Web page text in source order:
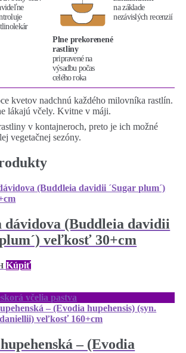
Plne prekorenené
rastliny
pripravené na
výsadbu počas
celého roka
na základe
nezávislých recenzií
kvetov nadchnú každého milovníka rastlín.
lákajú včely. Kvitne v máji.
v kontajneroch, preto je ich možné
vegetačnej sezóny.
dávidova (Buddleia davidii
veľkosť 30+cm
Kúpiť
včelia pastva
– (Evodia